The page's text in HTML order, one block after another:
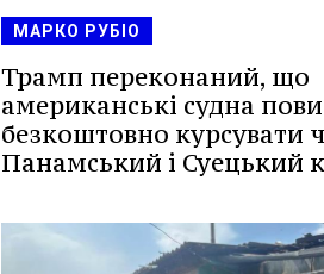
МАРКО РУБІО
Трамп переконаний, що
американські судна
безкоштовно курсувати
Панамський і Суецький